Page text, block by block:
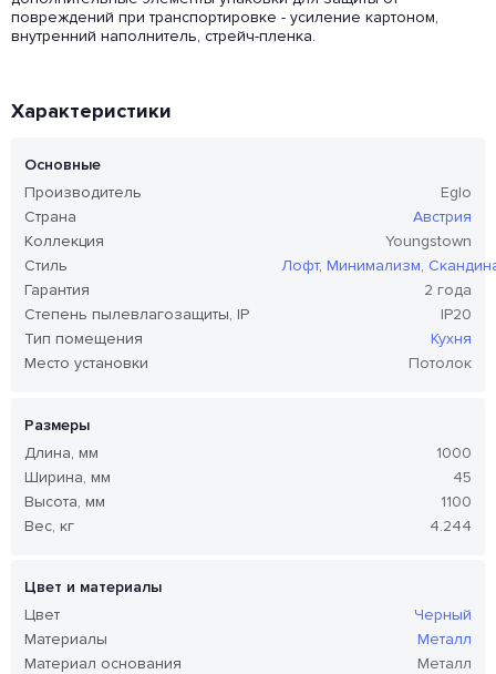
повреждений при транспортировке - усиление картоном,
внутренний наполнитель, стрейч-пленка.
Характеристики
Основные
Производитель
Eglo
Страна
Австрия
Коллекция
Youngstown
Стиль
Лофт,Минимализм,
Гарантия
2 года
Степень пылевлагозащиты, IP
IP20
Тип помещения
Кухня
Место установки
Потолок
Размеры
Длина, мм
1000
Ширина, мм
45
Высота, мм
1100
Вес, кг
4.244
Цвет и материалы
Цвет
Черный
Материалы
Металл
Материал основания
Металл